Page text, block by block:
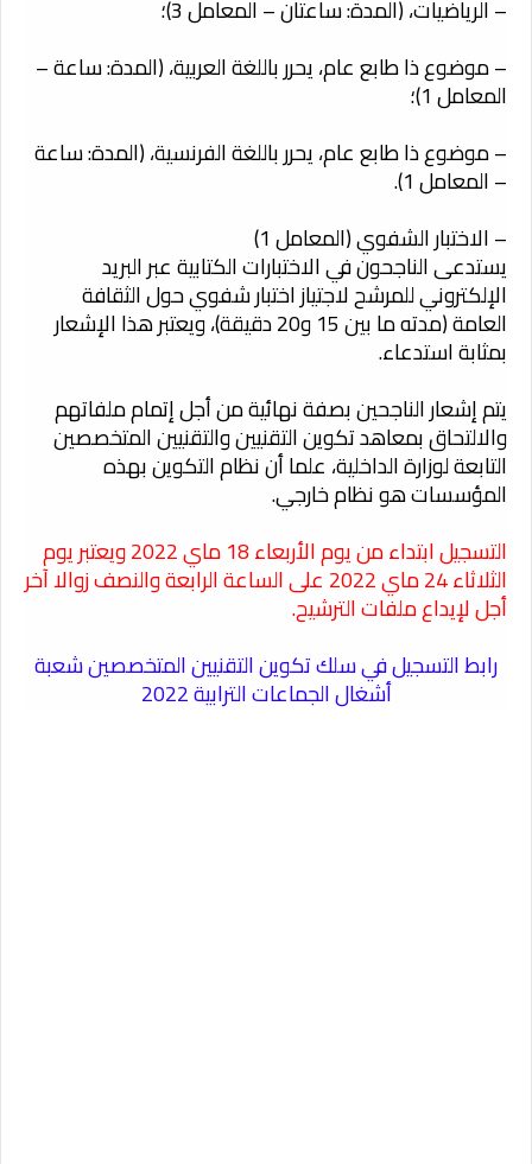
– الرياضيات، (المدة: ساعتان – المعامل 3)؛
– موضوع ذا طابع عام، يحرر باللغة العربية، (المدة: ساعة –
المعامل 1)؛
– موضوع ذا طابع عام، يحرر باللغة الفرنسية، (المدة: ساعة
– المعامل 1).
– الاختبار الشفوي (المعامل 1)
يستدعى الناجحون في الاختبارات الكتابية عبر البريد
الإلكتروني للمرشح لاجتياز اختبار شفوي حول الثقافة
العامة (مدته ما بين 15 و20 دقيقة)، ويعتبر هذا الإشعار
بمثابة استدعاء.
يتم إشعار الناجحين بصفة نهائية من أجل إتمام ملفاتهم
والالتحاق بمعاهد تكوين التقنيين والتقنيين المتخصصين
التابعة لوزارة الداخلية، علما أن نظام التكوين بهذه
المؤسسات هو نظام خارجي.
التسجيل
ابتداء من يوم الأربعاء 18 ماي 2022 ويعتبر يوم
الثلاثاء 24 ماي 2022 على الساعة الرابعة والنصف زوالا آخر
أجل لإيداع ملفات الترشيح.
رابط التسجيل في سلك تكوين التقنيين المتخصصين شعبة
أشغال الجماعات الترابية 2022